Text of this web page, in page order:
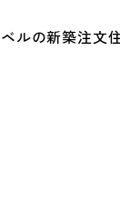
ルの新築注文